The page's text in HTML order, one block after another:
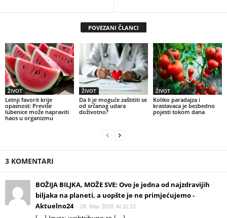
POVEZANI ČLANCI
ŽIVOT
Letnji favorit krije
opasnost: Previše
lubenice može napraviti
haos u organizmu
ŽIVOT
Da li je moguće zaštititi se
od srčanog udara
doživotno?
ŽIVOT
Koliko paradajza i
krastavaca je bezbedno
pojesti tokom dana
3 KOMENTARI
BOŽIJA BILJKA, MOŽE SVE: Ovo je jedna od najzdravijih
biljaka na planeti, a uopšte je ne primjećujemo -
Aktuelno24
28. May 2018. At 11:12